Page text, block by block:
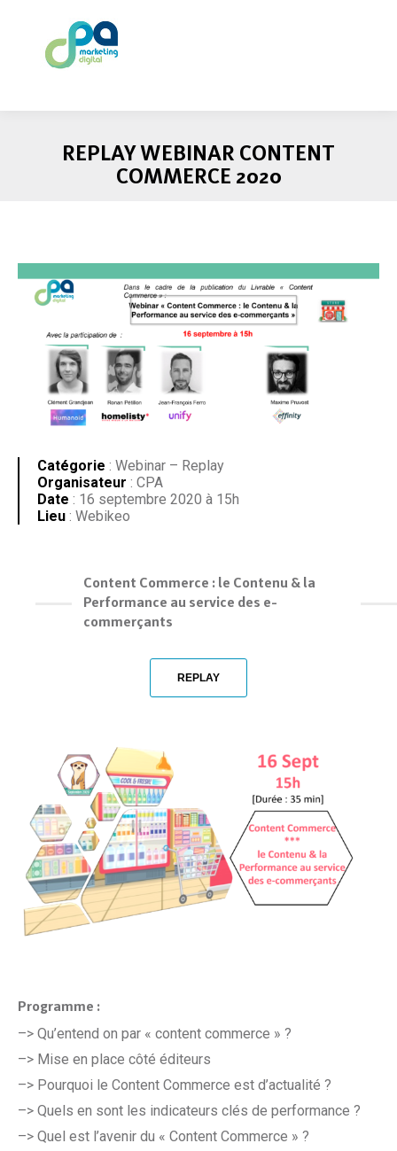
REPLAY WEBINAR CONTENT
COMMERCE 2020
Catégorie : Webinar – Replay
Organisateur : CPA
Date : 16 septembre 2020 à 15h
Lieu : Webikeo
Content Commerce : le Contenu & la
Performance au service des e-
commerçants
REPLAY
Programme :
–> Qu’entend on par « content commerce » ?
–> Mise en place côté éditeurs
–> Pourquoi le Content Commerce est d’actualité ?
–> Quels en sont les indicateurs clés de performance ?
–> Quel est l’avenir du « Content Commerce » ?